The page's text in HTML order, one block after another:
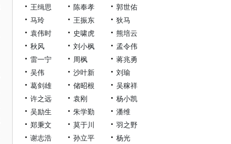
王缉思
陈奉孝
郭世佑
马玲
王振东
狄马
袁伟时
史啸虎
熊培云
秋风
刘小枫
孟令伟
雷一宁
周枫
蒋兆勇
吴伟
沙叶新
刘瑜
葛剑雄
储昭根
吴稼祥
许之远
袁刚
杨小凯
吴励生
朱学勤
潘维
郑秉文
莫于川
羽之野
谢志浩
孙立平 杨光